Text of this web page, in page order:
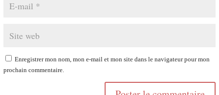
Enregistrer mon nom, mon e-mail et mon site dans le navigateur pour mon
prochain commentaire.